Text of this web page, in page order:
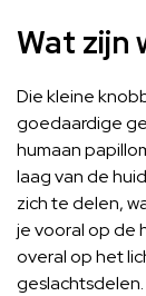
Wat zijn
Die kleine
goedaardige
humaan
laag van de
zich te delen,
je vooral op de
overal op het